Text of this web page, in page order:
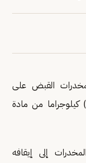
القبض على
لترويجه (36) كيلوجراما من مادة
إلى إيقافه